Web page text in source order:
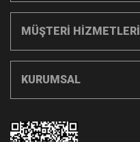
MÜŞTERİ HİZMETLERİ
KURUMSAL